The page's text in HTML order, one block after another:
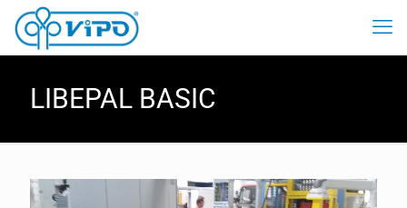
LIBEPAL BASIC